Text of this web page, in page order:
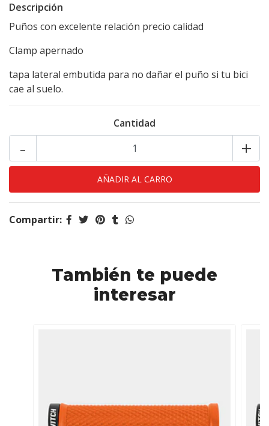
Descripción
Puños con excelente relación precio calidad
Clamp apernado
tapa lateral embutida para no dañar el puño si tu bici
cae al suelo.
Cantidad
+
-
Compartir:
También te puede
interesar